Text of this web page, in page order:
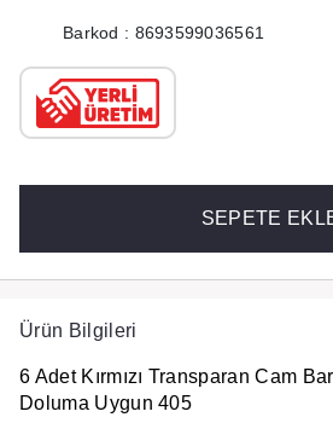
Barkod : 8693599036561
SEPETE
Ürün Bilgileri
6 Adet Kırmızı Transparan Cam
Doluma Uygun 405